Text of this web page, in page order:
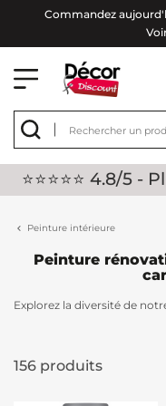
Commandez
⭐⭐⭐⭐⭐ 4.8/5
Peinture intérieure
Peinture
Explorez la diversité de
chez
cuisine sans engager de
156 produits